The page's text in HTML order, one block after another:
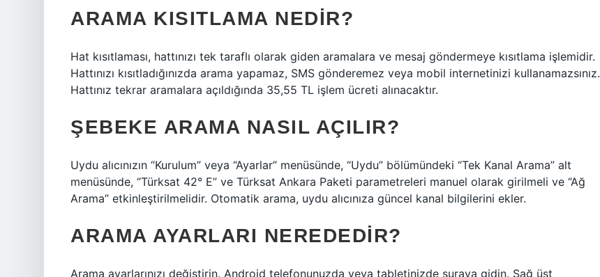
ARAMA KISITLAMA NEDIR?
Hat kısıtlaması, hattınızı tek taraflı olarak giden aramalara ve mesaj göndermeye kısıtlama işlemidir.
Hattınızı kısıtladığınızda arama yapamaz, SMS gönderemez veya mobil internetinizi kullanamazsınız.
Hattınız tekrar aramalara açıldığında 35,55 TL işlem ücreti alınacaktır.
ŞEBEKE ARAMA NASIL AÇILIR?
Uydu alıcınızın “Kurulum” veya “Ayarlar” menüsünde, “Uydu” bölümündeki “Tek Kanal Arama” alt
menüsünde, “Türksat 42° E” ve Türksat Ankara Paketi parametreleri manuel olarak girilmeli ve “Ağ
Arama” etkinleştirilmelidir. Otomatik arama, uydu alıcınıza güncel kanal bilgilerini ekler.
ARAMA AYARLARI NEREDEDIR?
Arama ayarlarınızı değiştirin. Android telefonunuzda veya tabletinizde şuraya gidin. Sağ üst